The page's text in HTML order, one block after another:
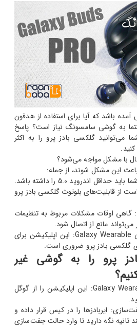
باشد که آیا برای استفاده از هدفون
به گوشی سامسونگ نیاز است؟ پاسخ
می‌توانید گلکسی بادز پرو را به اکثر
با مشکل مواجه می‌شود؟
این مشکل شوند، از جمله:
• نسخه اندروید: گوشی شما باید حداقل اندروید 5.0 را داشته باشد.
از قابلیت‌های بلوتوث گلکسی بادز پرو
اوقات مشکلات مربوط به تنظیمات
می‌تواند مانع از اتصال شود.
• نصب نکردن اپلیکیشن Galaxy Wearable: این اپلیکیشن برای
گلکسی بادز پرو ضروری است.
پرو را به گوشی غیر
1. نصب اپلیکیشن Galaxy Wearable: این اپلیکیشن را از گوگل
ایربادزها را در کیس قرار داده و
نگه دارید تا وارد حالت جفت‌سازی